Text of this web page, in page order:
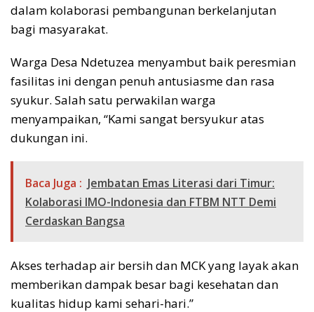
dalam kolaborasi pembangunan berkelanjutan
bagi masyarakat.
Warga Desa Ndetuzea menyambut baik peresmian
fasilitas ini dengan penuh antusiasme dan rasa
syukur. Salah satu perwakilan warga
menyampaikan, “Kami sangat bersyukur atas
dukungan ini.
Baca Juga : Jembatan Emas Literasi dari Timur:
Kolaborasi IMO-Indonesia dan FTBM NTT Demi
Cerdaskan Bangsa
Akses terhadap air bersih dan MCK yang layak akan
memberikan dampak besar bagi kesehatan dan
kualitas hidup kami sehari-hari.”